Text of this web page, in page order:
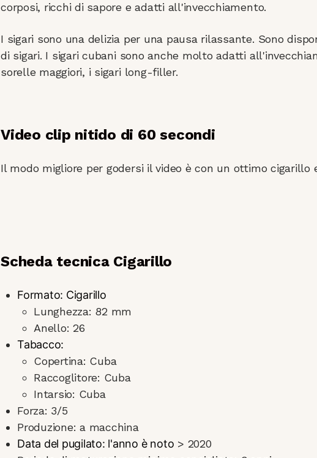
corposi, ricchi di sapore e adatti all'invecchiamento.
I sigari sono una delizia per una pausa rilassante. Sono
di sigari. I sigari cubani sono anche molto adatti
sorelle maggiori, i sigari long-filler.
Video clip nitido di 60 secondi
Il modo migliore per godersi il video è con un ottimo cigarillo
Scheda tecnica Cigarillo
Formato: Cigarillo
Lunghezza: 82 mm
Anello: 26
Tabacco:
Copertina: Cuba
Raccoglitore: Cuba
Intarsio: Cuba
Forza: 3/5
Produzione: a macchina
Data del pugilato: l'anno è noto > 2020